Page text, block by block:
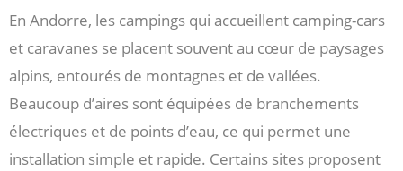
En Andorre, les campings qui accueillent camping-cars
et caravanes se placent souvent au cœur de paysages
alpins, entourés de montagnes et de vallées.
Beaucoup d’aires sont équipées de branchements
électriques et de points d’eau, ce qui permet une
installation simple et rapide. Certains sites proposent